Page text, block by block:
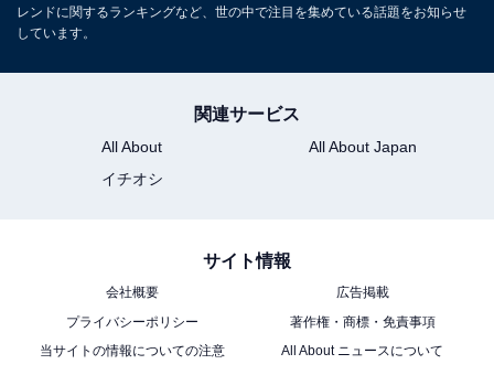
レンドに関するランキングなど、世の中で注目を集めている話題をお知らせ
しています。
関連サービス
All About
All About Japan
イチオシ
サイト情報
会社概要
広告掲載
プライバシーポリシー
著作権・商標・免責事項
当サイトの情報についての注意
All About ニュースについて